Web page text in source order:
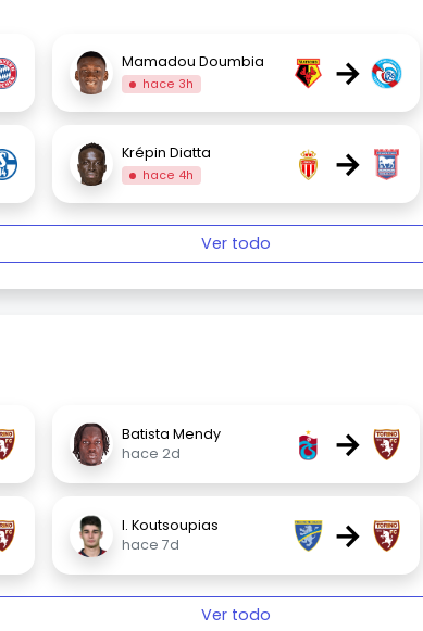
Mamadou Doumbia
hace 3h →
Krépin Diatta
hace 4h →
Ver todo
Batista Mendy
hace 2d
→
I. Koutsoupias
hace 7d
→
Ver todo